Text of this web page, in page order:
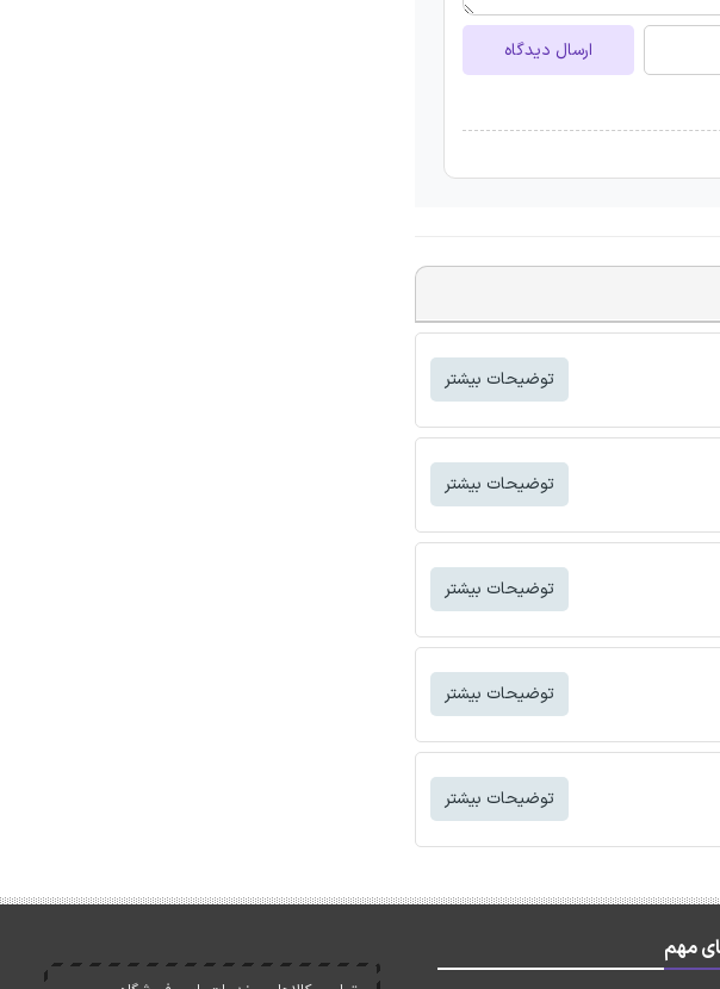
ارسال دیدگاه
توضیحات بیشتر
توضیحات بیشتر
توضیحات بیشتر
توضیحات بیشتر
توضیحات بیشتر
مهم